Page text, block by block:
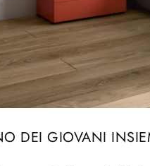
DEI GIOVANI